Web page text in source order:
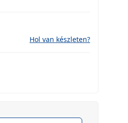
Hol van készleten?